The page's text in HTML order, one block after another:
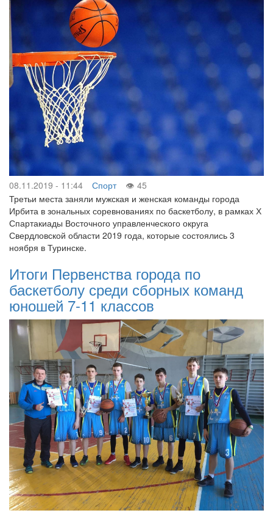
08.11.2019 - 11:44 Спорт
45
Третьи места заняли мужская и женская команды города
Ирбита в зональных соревнованиях по баскетболу, в рамках Х
Спартакиады Восточного управленческого округа
Свердловской области 2019 года, которые состоялись 3
ноября в Туринске.
Итоги Первенства города по
баскетболу среди сборных команд
юношей 7-11 классов